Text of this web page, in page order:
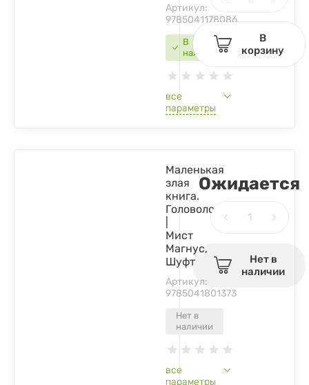
В
наличии
Артикул:
9785041178086
все
параметры
В
корзину
Нет в
наличии
Маленькая
злая
книга.
Головоломки
Мист
Магнус,
Шуфт
Артикул:
9785041801373
все
параметры
Ожидается
Нет в
наличии